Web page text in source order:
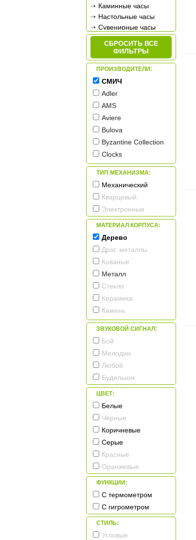
Каминные часы
Настольные часы
Сувенирные часы
Будильники
Метеостанции
СБРОСИТЬ ВСЕ
ФИЛЬТРЫ
ПРОИЗВОДИТЕЛИ:
СМИЧ
Adler
AMS
Aviere
Bulova
Byzantine Collection
Clocks
Columbus
Engstler
Granat
Hermle
Hettich
Hoenes
Howard Miller
Incantesimo Design
Karlsson
Kieninger
Lowell
MADO
San`decor
SARS
Seiko
Sinix
Timeworks
Tomas Stern
Tonin Casa
Trenkle
Vostok
ТИП МЕХАНИЗМА:
Механический
Кварцевый
Электронные
МАТЕРИАЛ КОРПУСА:
Дерево
Драг. металлы
Кованые
Металл
Стекло
Керамика
Камень
Пластик
ЗВУКОВОЙ СИГНАЛ:
Бой
Мелодии
Любой
Будильник
ЦВЕТ:
Белые
Чёрные
Коричневые
Серые
Красные
Оранжевые
ФУНКЦИИ:
С термометром
С гигрометром
СТИЛЬ:
Угловые